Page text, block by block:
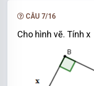
CÂU 7/16
Cho hình vẽ. Tính x